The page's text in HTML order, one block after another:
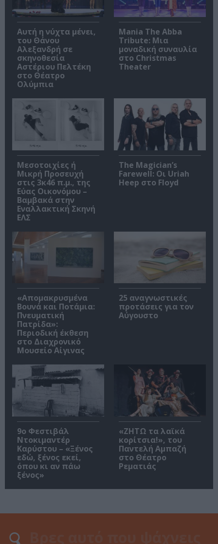
Αυτή η νύχτα μένει,
του Θάνου
Αλεξανδρή σε
σκηνοθεσία
Αστέριου Πελτέκη
στο Θέατρο
Ολύμπια
Mania The Abba
Tribute: Μια
μοναδική συναυλία
στο Christmas
Theater
Μεσοτοιχίες ή
Μικρή Προσευχή
στις 3κ46 π.μ., της
Εύας Οικονόμου –
Βαμβακά στην
Εναλλακτική Σκηνή
ΕΛΣ
The Magician’s
Farewell: Οι Uriah
Heep στο Floyd
«Απομακρυσμένα
Βουνά και Ποτάμια:
Πνευματική
Πατρίδα»:
Περιοδική έκθεση
στο Διαχρονικό
Μουσείο Αίγινας
25 αναγνωστικές
προτάσεις για τον
Αύγουστο
9ο Φεστιβάλ
Ντοκιμαντέρ
Καρύστου – «Ξένος
εδώ, ξένος εκεί,
όπου κι αν πάω
ξένος»
«ΖΗΤΩ τα λαϊκά
κορίτσια!», του
Παντελή Αμπαζή
στο Θέατρο
Ρεματιάς